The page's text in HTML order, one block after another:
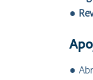
●
●